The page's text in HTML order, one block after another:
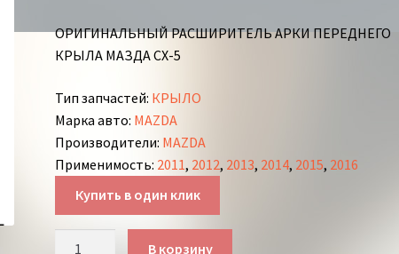
ОРИГИНАЛЬНЫЙ РАСШИРИТЕЛЬ АРКИ ПЕРЕДНЕГО
КРЫЛА МАЗДА СХ-5
Тип запчастей: КРЫЛО
Марка авто: MAZDA
Производители: MAZDA
Применимость: 2011, 2012, 2013, 2014, 2015, 2016
Купить в один клик
В корзину